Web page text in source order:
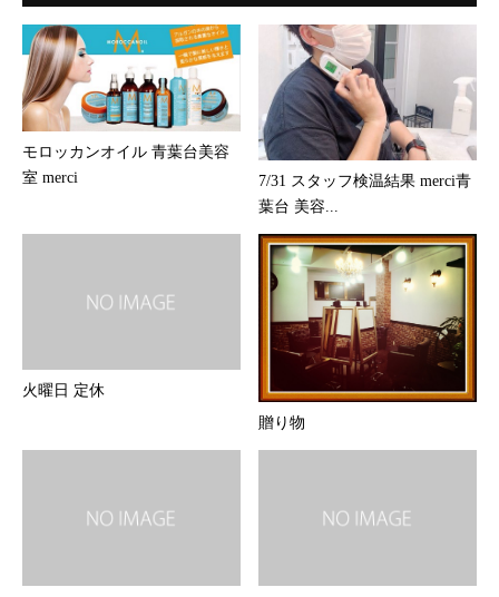
モロッカンオイル 青葉台美容
室 merci
7/31 スタッフ検温結果 merci青
葉台 美容...
火曜日 定休
贈り物